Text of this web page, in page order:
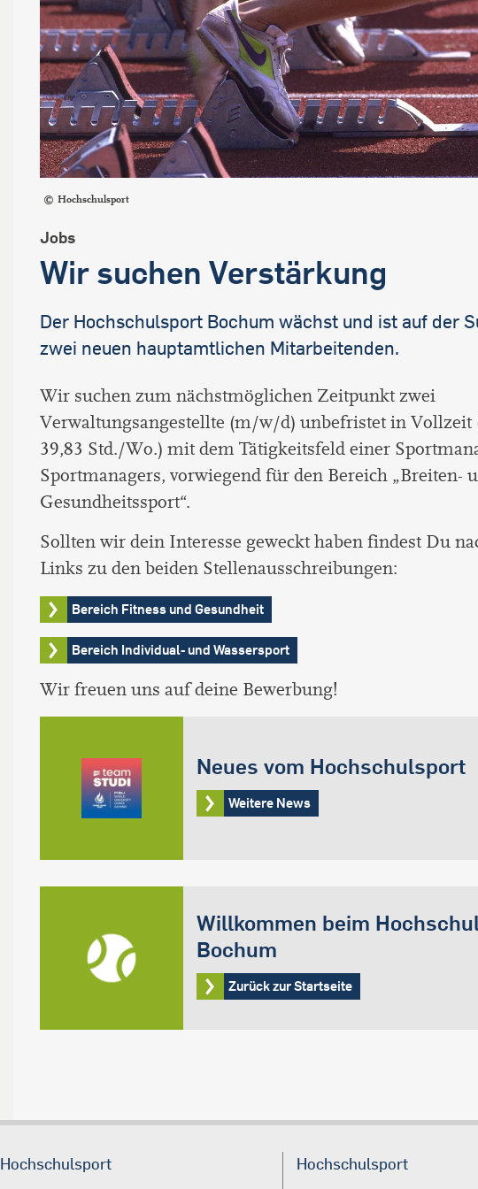
Hochschulsport
Jobs
Wir suchen Verstärkung
Der Hochschulsport Bochum wächst und ist auf der
zwei neuen hauptamtlichen Mitarbeitenden.
Wir suchen zum nächstmöglichen Zeitpunkt zwei
Verwaltungsangestellte (m/w/d) unbefristet in Vollzeit
39,83 Std./Wo.) mit dem Tätigkeitsfeld einer
Sportmanagers, vorwiegend für den Bereich „Breiten-
Gesundheitssport“.
Sollten wir dein Interesse geweckt haben findest Du
Links zu den beiden Stellenausschreibungen:
Bereich Fitness und Gesundheit
Bereich Individual- und Wassersport
Wir freuen uns auf deine Bewerbung!
Neues vom Hochschulsport
Weitere News
Willkommen beim
Bochum
Zurück zur Startseite
Hochschulsport Hochschulsport